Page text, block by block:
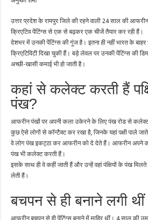
उत्तर प्रदेश के रामपुर जिले की रहने वाली 24 साल की आफरीन
क्रिएटिव पेंटिंग्स से एक से बढ़कर एक चीजें तैयार कर रही हैं।
देशभर में उनकी पेंटिंग्स की गूंज है। इतना ही नहीं भारत के
क्रिएटिविटी दिखा चुकी हैं। बड़े लेवल पर उनकी पेंटिंग्स की
अच्छी-खासी कमाई भी हो जाती है।
कहां से कलेक्ट करती हैं
पंख?
आफरीन पंखों पर अपनी कला उकेरने के लिए पंख रोड से कलेक्ट
कुछ ऐसे लोगों से कॉन्टैक्ट कर रखा है, जिनके यहां पक्षी पाले
वे लोग पंख इकट्ठा कर आफरीन को दे देते हैं। आफरीन अपने
पंख भी कलेक्ट करती हैं।
इसके साथ ही वे कहीं जाती हैं और उन्हें वहां पंक्षियों के पंख
लेती हैं।
बचपन से ही बनाने लगी थीं
आफरीन बचपन से ही पेंटिंग्स बनाने में माहिर थीं। 4 साल की